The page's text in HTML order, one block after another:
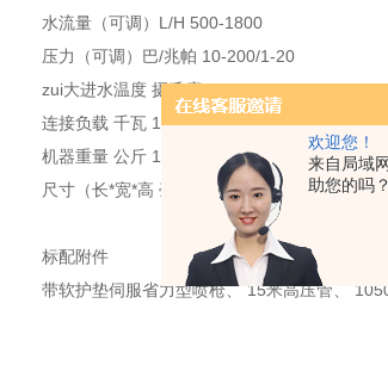
欢迎您！
来自局域
助您的吗？
水流量（可调）L/H 500-1800
压力（可调）巴/兆帕 10-200/1-20
zui大进水温度 摄氏度 60
连接负载 千瓦 13.4
机器重量 公斤 130
尺寸（长*宽*高 毫米） 1020*760*1000
标配附件
带软护垫伺服省力型喷枪、 15米高压管、